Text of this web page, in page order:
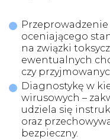
oceniającego
na związki
ewentualnych
czy
Diagnostykę w
wirusowych –
udziela się
oraz
bezpieczny.